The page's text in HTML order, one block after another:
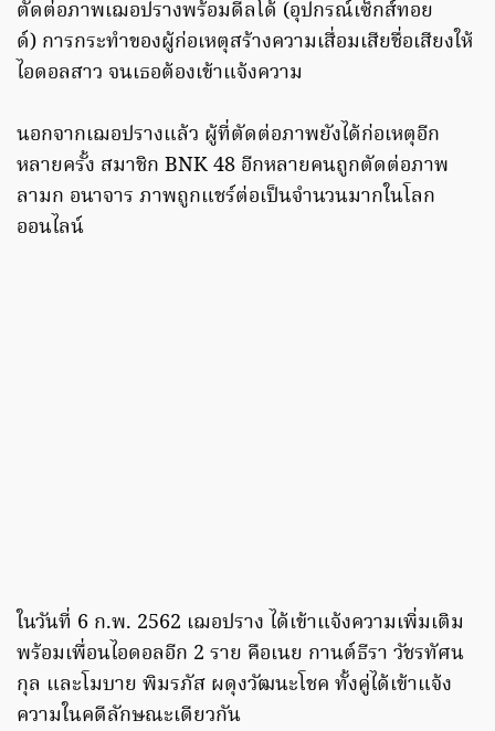
ตัดต่อภาพเฌอปรางพร้อมดีลโด้ (อุปกรณ์เซ็กส์ทอย
ด์) การกระทำของผู้ก่อเหตุสร้างความเสื่อมเสียชื่อเสียงให้
ไอดอลสาว จนเธอต้องเข้าแจ้งความ
นอกจากเฌอปรางแล้ว ผู้ที่ตัดต่อภาพยังได้ก่อเหตุอีก
หลายครั้ง สมาชิก BNK 48 อีกหลายคนถูกตัดต่อภาพ
ลามก อนาจาร ภาพถูกแชร์ต่อเป็นจำนวนมากในโลก
ออนไลน์
ในวันที่ 6 ก.พ. 2562 เฌอปราง ได้เข้าแจ้งความเพิ่มเติม
พร้อมเพื่อนไอดอลอีก 2 ราย คือเนย กานต์ธีรา วัชรทัศน
กุล และโมบาย พิมรภัส ผดุงวัฒนะโชค ทั้งคู่ได้เข้าแจ้ง
ความในคดีลักษณะเดียวกัน